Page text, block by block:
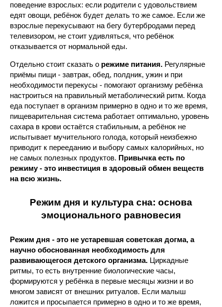
поведение взрослых: если родители с удовольствием
едят овощи, ребёнок будет делать то же самое. Если же
взрослые перекусывают на бегу бутербродами перед
телевизором, не стоит удивляться, что ребёнок
отказывается от нормальной еды.
Отдельно стоит сказать о режиме питания. Регулярные
приёмы пищи - завтрак, обед, полдник, ужин и при
необходимости перекусы - помогают организму ребёнка
настроиться на правильный метаболический ритм. Когда
еда поступает в организм примерно в одно и то же время,
пищеварительная система работает оптимально, уровень
сахара в крови остаётся стабильным, а ребёнок не
испытывает мучительного голода, который неизбежно
приводит к перееданию и выбору самых калорийных, но
не самых полезных продуктов. Привычка есть по
режиму - это инвестиция в здоровый обмен веществ
на всю жизнь.
Режим дня и культура сна: основа
эмоционального равновесия
Режим дня - это не устаревшая советская догма, а
научно обоснованная необходимость для
развивающегося детского организма. Циркадные
ритмы, то есть внутренние биологические часы,
формируются у ребёнка в первые месяцы жизни и во
многом зависят от внешних ритуалов. Если малыш
ложится и просыпается примерно в одно и то же время,